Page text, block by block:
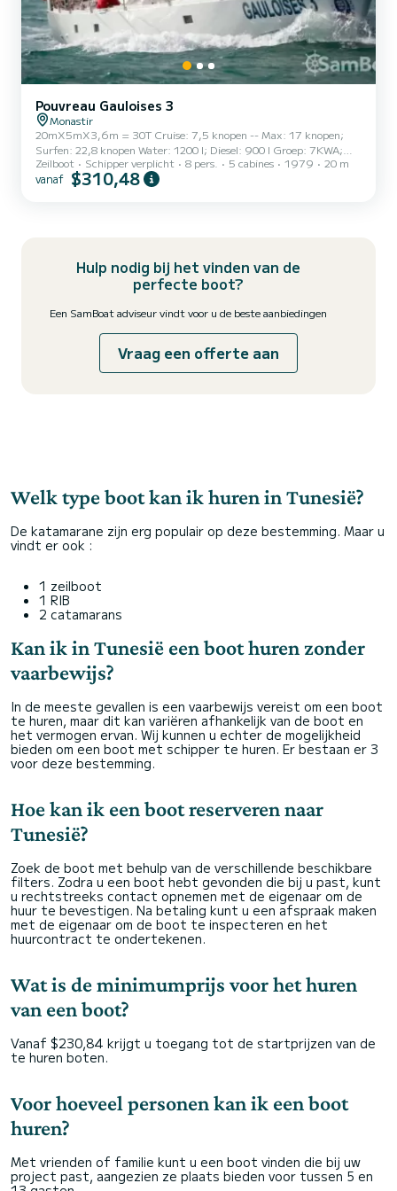
Pouvreau Gauloises 3
Monastir
20mX5mX3,6m = 30T Cruise: 7,5 knopen -- Max: 17 knopen;
Surfen: 22,8 knopen Water: 1200 l; Diesel: 900 l Groep: 7KWA;
Dessal: 150L/H
Zeilboot Schipper verplicht 8 pers. 5 cabines 1979 20 m
vanaf $310,48
Hulp nodig bij het vinden van de
perfecte boot?
Een SamBoat adviseur vindt voor u de beste aanbiedingen
Vraag een offerte aan
Welk type boot kan ik huren in Tunesië?
De katamarane zijn erg populair op deze bestemming. Maar u
vindt er ook :
1 zeilboot
1 RIB
2 catamarans
Kan ik in Tunesië een boot huren zonder
vaarbewijs?
In de meeste gevallen is een vaarbewijs vereist om een boot
te huren, maar dit kan variëren afhankelijk van de boot en
het vermogen ervan. Wij kunnen u echter de mogelijkheid
bieden om een boot met schipper te huren. Er bestaan er 3
voor deze bestemming.
Hoe kan ik een boot reserveren naar
Tunesië?
Zoek de boot met behulp van de verschillende beschikbare
filters. Zodra u een boot hebt gevonden die bij u past, kunt
u rechtstreeks contact opnemen met de eigenaar om de
huur te bevestigen. Na betaling kunt u een afspraak maken
met de eigenaar om de boot te inspecteren en het
huurcontract te ondertekenen.
Wat is de minimumprijs voor het huren
van een boot?
Vanaf $230,84 krijgt u toegang tot de startprijzen van de
te huren boten.
Voor hoeveel personen kan ik een boot
huren?
Met vrienden of familie kunt u een boot vinden die bij uw
project past, aangezien ze plaats bieden voor tussen 5 en